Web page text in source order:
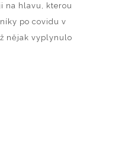
na hlavu, kterou
po covidu v
nějak vyplynulo